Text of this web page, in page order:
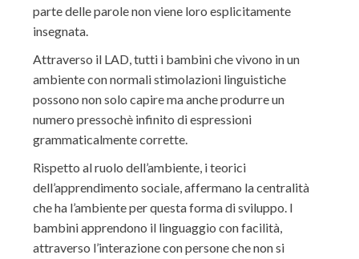
parte delle parole non viene loro esplicitamente
insegnata.
Attraverso il LAD, tutti i bambini che vivono in un
ambiente con normali stimolazioni linguistiche
possono non solo capire ma anche produrre un
numero pressochè infinito di espressioni
grammaticalmente corrette.
Rispetto al ruolo dell’ambiente, i teorici
dell’apprendimento sociale, affermano la centralità
che ha l’ambiente per questa forma di sviluppo. I
bambini apprendono il linguaggio con facilità,
attraverso l’interazione con persone che non si